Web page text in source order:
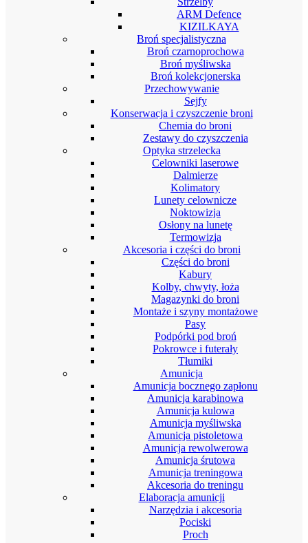
ARM Defence
KIZILKAYA
Broń specjalistyczna
Broń czarnoprochowa
Broń myśliwska
Broń kolekcjonerska
Przechowywanie
Sejfy
Konserwacja i czyszczenie broni
Chemia do broni
Zestawy do czyszczenia
Optyka strzelecka
Celowniki laserowe
Dalmierze
Kolimatory
Lunety celownicze
Noktowizja
Osłony na lunetę
Termowizja
Akcesoria i części do broni
Części do broni
Kabury
Kolby, chwyty, łoża
Magazynki do broni
Montaże i szyny montażowe
Pasy
Podpórki pod broń
Pokrowce i futerały
Tłumiki
Amunicja
Amunicja bocznego zapłonu
Amunicja karabinowa
Amunicja kulowa
Amunicja myśliwska
Amunicja pistoletowa
Amunicja rewolwerowa
Amunicja śrutowa
Amunicja treningowa
Akcesoria do treningu
Elaboracja amunicji
Narzędzia i akcesoria
Pociski
Proch